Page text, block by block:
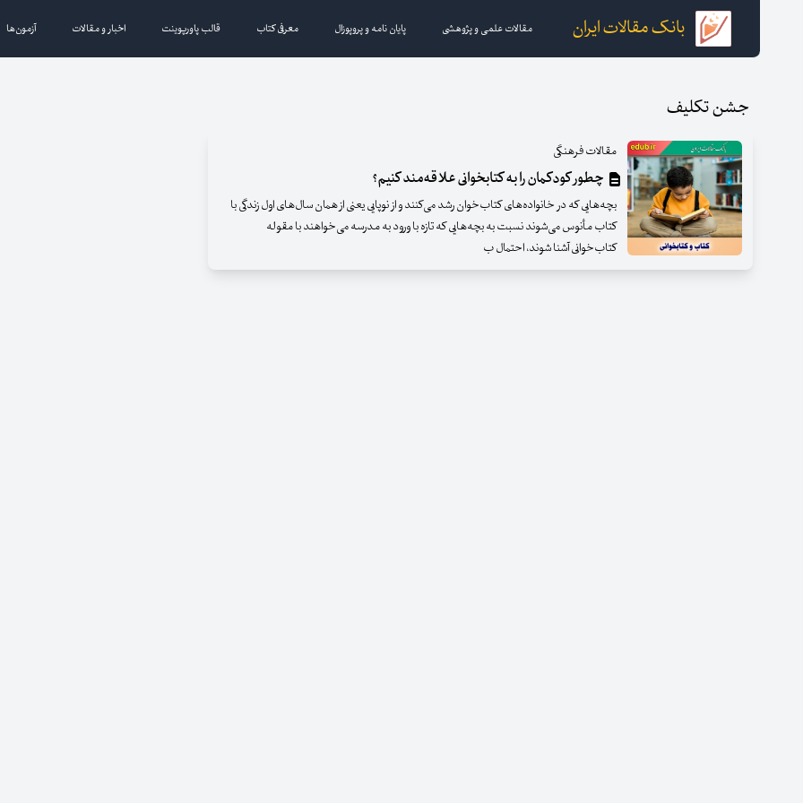
بانک مقالات ایران مقالات علمی و پژوهشی پایان نامه و پروپوزال معرفی کتاب قالب پاورپوینت اخبار و مقالات آزمون‌ها
جشن تکلیف
مقالات فرهنگی
چطور کودکمان را به کتابخوانی علاقه‌مند کنیم؟
بچه‌هایی که در خانواده‌های کتاب‌خوان رشد می‌کنند و از نوپایی یعنی از همان سال‌های اول زندگی با
کتاب مأنوس می‌شوند نسبت به بچه‌هایی که تازه با ورود به مدرسه می‌خواهند با مقوله
کتاب‌خوانی آشنا شوند، احتمال ب